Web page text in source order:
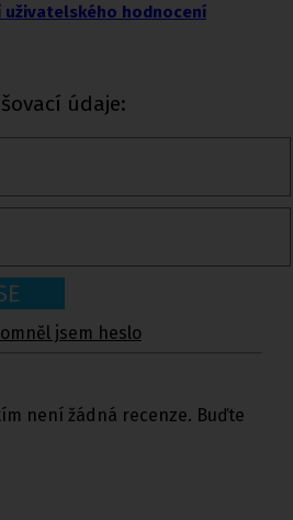
uživatelského hodnocení
údaje:
jsem heslo
není žádná recenze. Buďte